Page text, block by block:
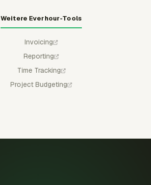
Weitere Everhour-Tools
Invoicing
Reporting
Time Tracking
Project Budgeting